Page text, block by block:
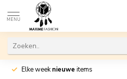
MENU
Elke weeknieuwe items